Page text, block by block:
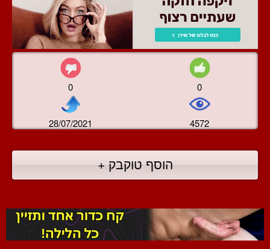
0 0
28/07/2021 4572
הוסף טוקבק +